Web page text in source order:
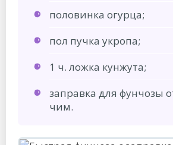
половинка огурца;
пол пучка укропа;
1 ч. ложка кунжута;
заправка для фунчозы
чим.